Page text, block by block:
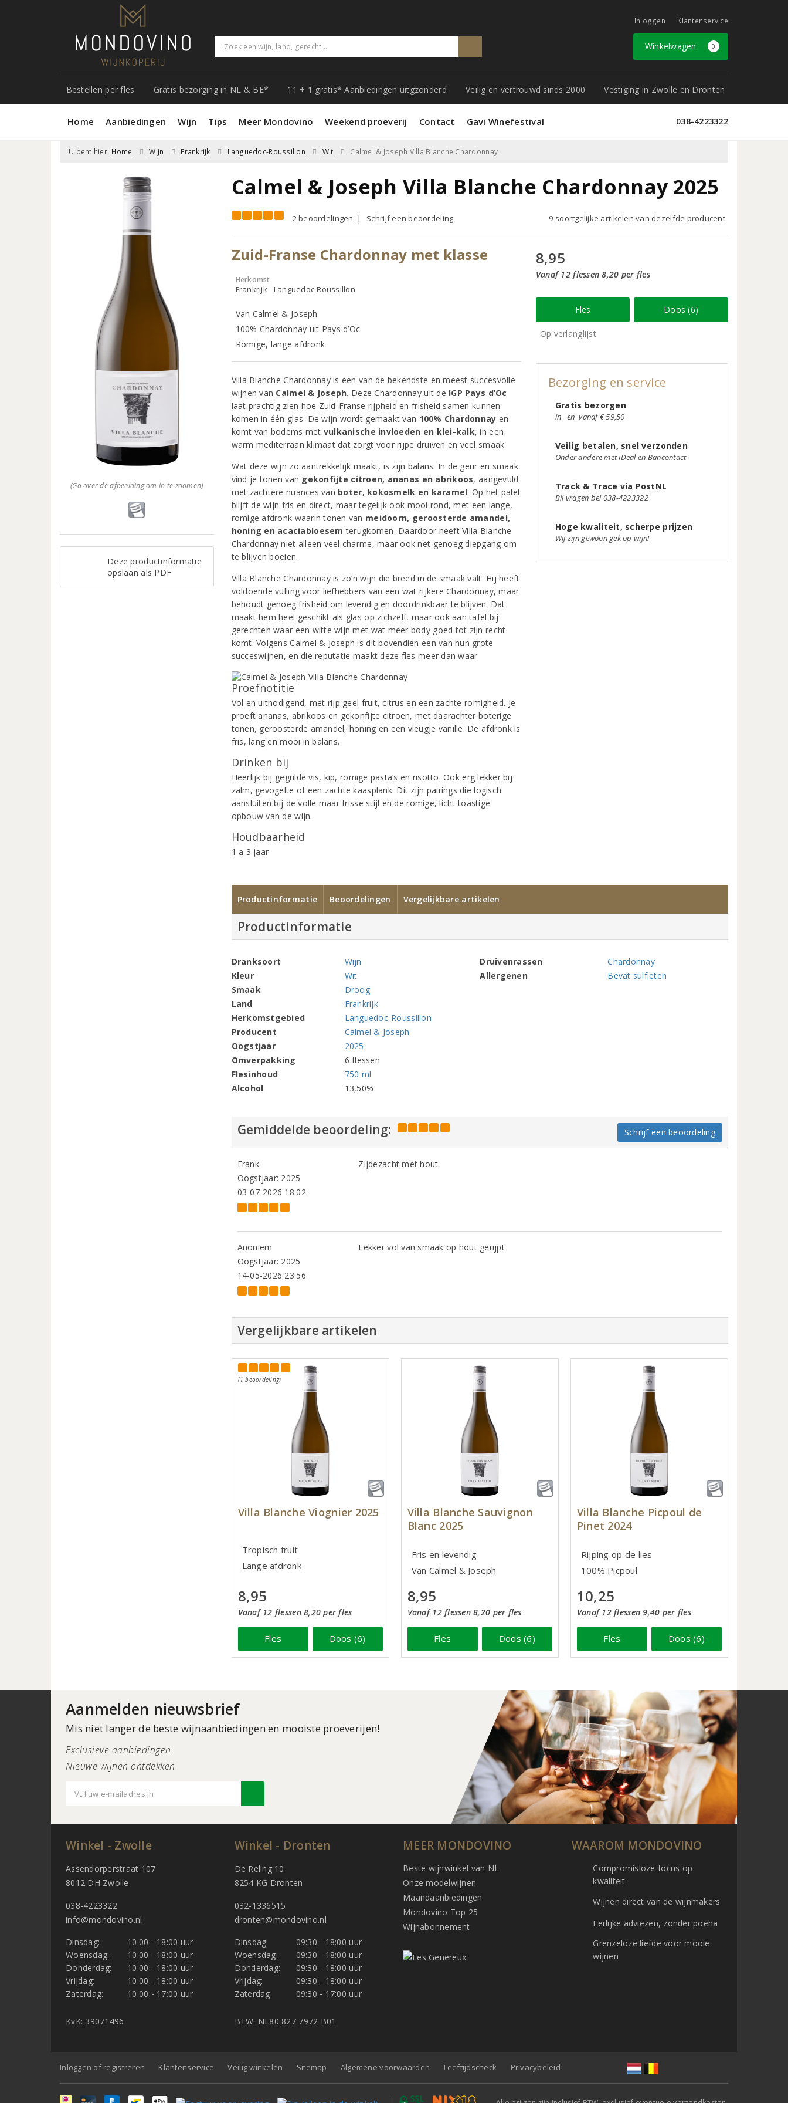
Inloggen Klantenservice
Winkelwagen 0
Bestellen per fles Gratis bezorging in NL & BE* 11 + 1 gratis* Aanbiedingen uitgzonderd Veilig en vertrouwd sinds 2000 Vestiging in Zwolle en Dronten
Home Aanbiedingen Wijn Tips Meer Mondovino Weekend proeverij Contact Gavi Winefestival 038-4223322
U bent hier: Home Wijn Frankrijk Languedoc-Roussillon Wit Calmel & Joseph Villa Blanche Chardonnay
(Ga over de afbeelding om in te zoomen)
Deze productinformatie
opslaan als PDF
Calmel & Joseph Villa Blanche Chardonnay 2025
2 beoordelingen Schrijf een beoordeling 9 soortgelijke artikelen van dezelfde producent
Zuid-Franse Chardonnay met klasse
Herkomst
Frankrijk - Languedoc-Roussillon
Van Calmel & Joseph
100% Chardonnay uit Pays d’Oc
Romige, lange afdronk
Villa Blanche Chardonnay is een van de bekendste en meest succesvolle
wijnen van Calmel & Joseph. Deze Chardonnay uit de IGP Pays d’Oc
laat prachtig zien hoe Zuid-Franse rijpheid en frisheid samen kunnen
komen in één glas. De wijn wordt gemaakt van 100% Chardonnay en
komt van bodems met vulkanische invloeden en klei-kalk, in een
warm mediterraan klimaat dat zorgt voor rijpe druiven en veel smaak.
Wat deze wijn zo aantrekkelijk maakt, is zijn balans. In de geur en smaak
vind je tonen van gekonfijte citroen, ananas en abrikoos, aangevuld
met zachtere nuances van boter, kokosmelk en karamel. Op het palet
blijft de wijn fris en direct, maar tegelijk ook mooi rond, met een lange,
romige afdronk waarin tonen van meidoorn, geroosterde amandel,
honing en acaciabloesem terugkomen. Daardoor heeft Villa Blanche
Chardonnay niet alleen veel charme, maar ook net genoeg diepgang om
te blijven boeien.
Villa Blanche Chardonnay is zo’n wijn die breed in de smaak valt. Hij heeft
voldoende vulling voor liefhebbers van een wat rijkere Chardonnay, maar
behoudt genoeg frisheid om levendig en doordrinkbaar te blijven. Dat
maakt hem heel geschikt als glas op zichzelf, maar ook aan tafel bij
gerechten waar een witte wijn met wat meer body goed tot zijn recht
komt. Volgens Calmel & Joseph is dit bovendien een van hun grote
succeswijnen, en die reputatie maakt deze fles meer dan waar.
Proefnotitie
Vol en uitnodigend, met rijp geel fruit, citrus en een zachte romigheid. Je
proeft ananas, abrikoos en gekonfijte citroen, met daarachter boterige
tonen, geroosterde amandel, honing en een vleugje vanille. De afdronk is
fris, lang en mooi in balans.
Drinken bij
Heerlijk bij gegrilde vis, kip, romige pasta’s en risotto. Ook erg lekker bij
zalm, gevogelte of een zachte kaasplank. Dit zijn pairings die logisch
aansluiten bij de volle maar frisse stijl en de romige, licht toastige
opbouw van de wijn.
Houdbaarheid
1 a 3 jaar
8,95
Vanaf 12 flessen 8,20 per fles
Fles Doos (6)
Op verlanglijst
Bezorging en service
Gratis bezorgen
in en vanaf € 59,50
Veilig betalen, snel verzonden
Onder andere met iDeal en Bancontact
Track & Trace via PostNL
Bij vragen bel 038-4223322
Hoge kwaliteit, scherpe prijzen
Wij zijn gewoon gek op wijn!
Productinformatie Beoordelingen Vergelijkbare artikelen
Productinformatie
Dranksoort
Wijn
Kleur
Wit
Smaak
Droog
Land
Frankrijk
Herkomstgebied
Languedoc-Roussillon
Producent
Calmel & Joseph
Oogstjaar
2025
Omverpakking
6 flessen
Flesinhoud
750 ml
Alcohol
13,50%
Druivenrassen
Chardonnay
Allergenen
Bevat sulfieten
Gemiddelde beoordeling: Schrijf een beoordeling
Frank
Oogstjaar: 2025
03-07-2026 18:02
Zijdezacht met hout.
Anoniem
Oogstjaar: 2025
14-05-2026 23:56
Lekker vol van smaak op hout gerijpt
Vergelijkbare artikelen
(1 beoordeling)
Villa Blanche Viognier 2025
Tropisch fruit
Lange afdronk
8,95
Vanaf 12 flessen 8,20 per fles
Fles Doos (6)
Villa Blanche Sauvignon
Blanc 2025
Fris en levendig
Van Calmel & Joseph
8,95
Vanaf 12 flessen 8,20 per fles
Fles Doos (6)
Villa Blanche Picpoul de
Pinet 2024
Rijping op de lies
100% Picpoul
10,25
Vanaf 12 flessen 9,40 per fles
Fles Doos (6)
Aanmelden nieuwsbrief
Mis niet langer de beste wijnaanbiedingen en mooiste proeverijen!
Exclusieve aanbiedingen
Nieuwe wijnen ontdekken
Winkel - Zwolle
Assendorperstraat 107
8012 DH Zwolle
038-4223322
info@mondovino.nl
Dinsdag:
10:00 - 18:00 uur
Woensdag:
10:00 - 18:00 uur
Donderdag:
10:00 - 18:00 uur
Vrijdag:
10:00 - 18:00 uur
Zaterdag:
10:00 - 17:00 uur
KvK: 39071496
Winkel - Dronten
De Reling 10
8254 KG Dronten
032-1336515
dronten@mondovino.nl
Dinsdag:
09:30 - 18:00 uur
Woensdag:
09:30 - 18:00 uur
Donderdag:
09:30 - 18:00 uur
Vrijdag:
09:30 - 18:00 uur
Zaterdag:
09:30 - 17:00 uur
BTW: NL80 827 7972 B01
MEER MONDOVINO
Beste wijnwinkel van NL
Onze modelwijnen
Maandaanbiedingen
Mondovino Top 25
Wijnabonnement
WAAROM MONDOVINO
Compromisloze focus op
kwaliteit
Wijnen direct van de wijnmakers
Eerlijke adviezen, zonder poeha
Grenzeloze liefde voor mooie
wijnen
Inloggen of registreren Klantenservice Veilig winkelen Sitemap Algemene voorwaarden Leeftijdscheck Privacybeleid